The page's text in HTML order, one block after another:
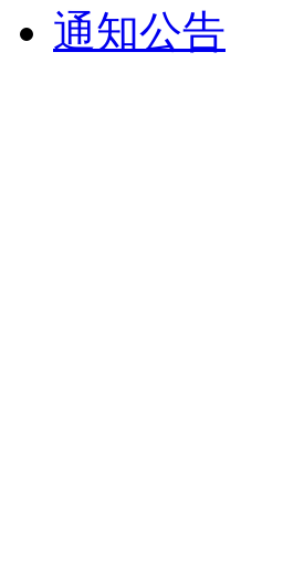
通知公告